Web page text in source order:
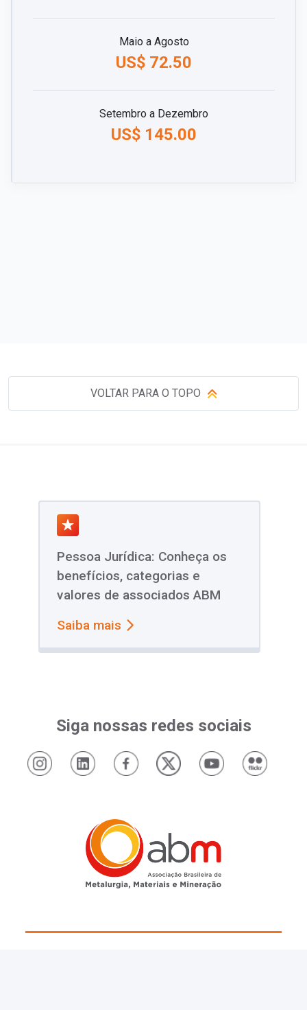
Maio a Agosto
US$ 72.50
Setembro a Dezembro
US$ 145.00
VOLTAR PARA O TOPO
Pessoa Jurídica: Conheça os
benefícios, categorias e
valores de associados ABM
Saiba mais
Siga nossas redes sociais